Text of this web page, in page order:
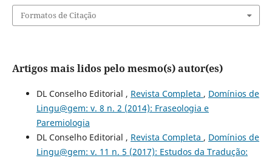
Formatos de Citação
Artigos mais lidos pelo mesmo(s) autor(es)
DL Conselho Editorial , Revista Completa , Domínios de
Lingu@gem: v. 8 n. 2 (2014): Fraseologia e
Paremiologia
DL Conselho Editorial , Revista Completa , Domínios de
Lingu@gem: v. 11 n. 5 (2017): Estudos da Tradução: